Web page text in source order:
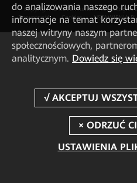
Copyright © 2026 Huawei Technologies
Prywatność
Cookies USTAWIENIA
do analizowania naszego
informacje na temat
naszej witryny naszym
społecznościowych,
analitycznym. Dowiedz się
USTAWIENIA